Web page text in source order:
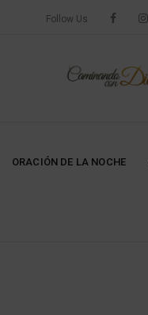
Follow Us
ORACIÓN DE LA NOCHE